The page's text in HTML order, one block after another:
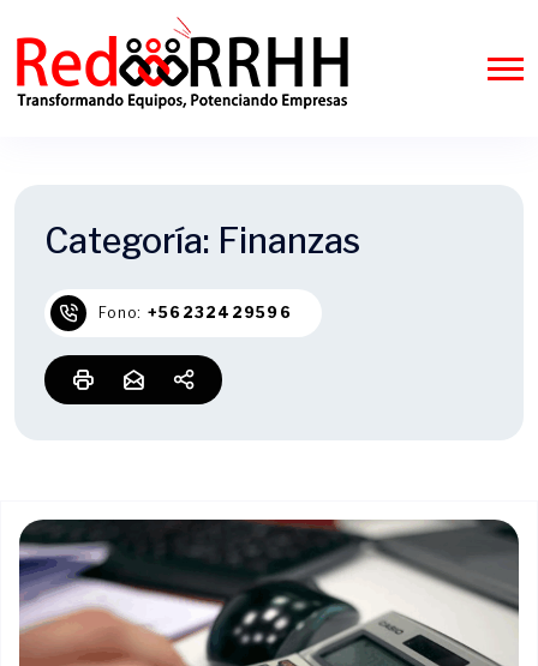
Categoría: Finanzas
Fono: +56232429596